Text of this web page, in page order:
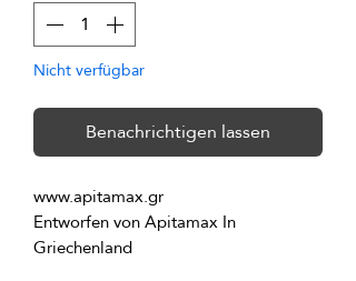
Nicht verfügbar
Benachrichtigen lassen
Entworfen von Apitamax In